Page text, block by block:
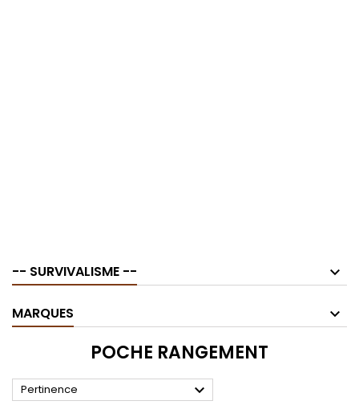
-- SURVIVALISME --
MARQUES
POCHE RANGEMENT
Pertinence 